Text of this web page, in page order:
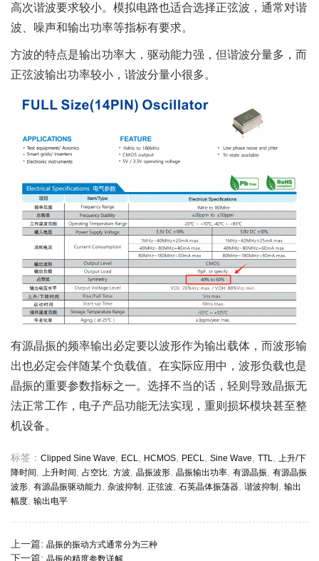
高次谐波要求较小。模拟电路也适合选择正弦波，通常对谐
波、噪声和输出功率等指标有要求。
方波的特点是输出功率大，驱动能力强，但谐波分量多，而
正弦波输出功率较小，谐波分量小很多。
有源晶振的频率输出必定要以波形作为输出载体，而波形输
出也必定会伴随某个负载值。在实际应用中，波形负载也是
晶振的重要参数指标之一。选择不当的话，轻则导致晶振无
法正常工作，电子产品功能无法实现，重则损坏模块甚至整
机设备。
标签： Clipped Sine Wave ECL HCMOS PECL Sine Wave TTL 上升/下
降时间
上升时间 占空比 方波 晶振波形 晶振输出功率 有源晶振
有源晶振
波形 有源晶振驱动能力 杂波抑制 正弦波 石英晶体振荡器 谐波抑制
输出
幅度 输出电平
上一篇: 晶振的振动方式通常分为三种
下一篇: 晶振的精度参数详解